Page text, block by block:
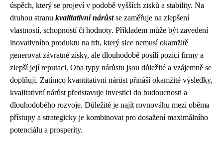
úspěch, který se projeví v podobě vyšších zisků a stability. Na
druhou stranu kvalitativní nárůstse zaměřuje na zlepšení
vlastností, schopností či hodnoty. Příkladem může být zavedení
inovativního produktu na trh, který sice nemusí okamžitě
generovat závratné zisky, ale dlouhodobě posílí pozici firmy a
zlepší její reputaci. Oba typy nárůstu jsou důležité a vzájemně se
doplňují. Zatímco kvantitativní nárůst přináší okamžité výsledky,
kvalitativní nárůst představuje investici do budoucnosti a
dlouhodobého rozvoje. Důležité je najít rovnováhu mezi oběma
přístupy a strategicky je kombinovat pro dosažení maximálního
potenciálu a prosperity.